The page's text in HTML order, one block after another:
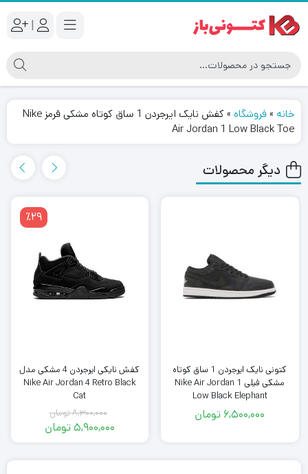
|
خانه »فروشگاه »
کفش نایک ایرجردن 1 ساق کوتاه مشکی قرمز Nike
Air Jordan 1 Low Black Toe
دیگر محصولات
کتونی نایک ایرجردن 1 ساق کوتاه
مشکی فیلی Nike Air Jordan 1
Low Black Elephant
6,500,000 تومان
٪29
کفش نایکی ایرجردن 4 مشکی مدل
Nike Air Jordan 4 Retro Black
Cat
8,300,000تومان
قیمت5,900,000تومان